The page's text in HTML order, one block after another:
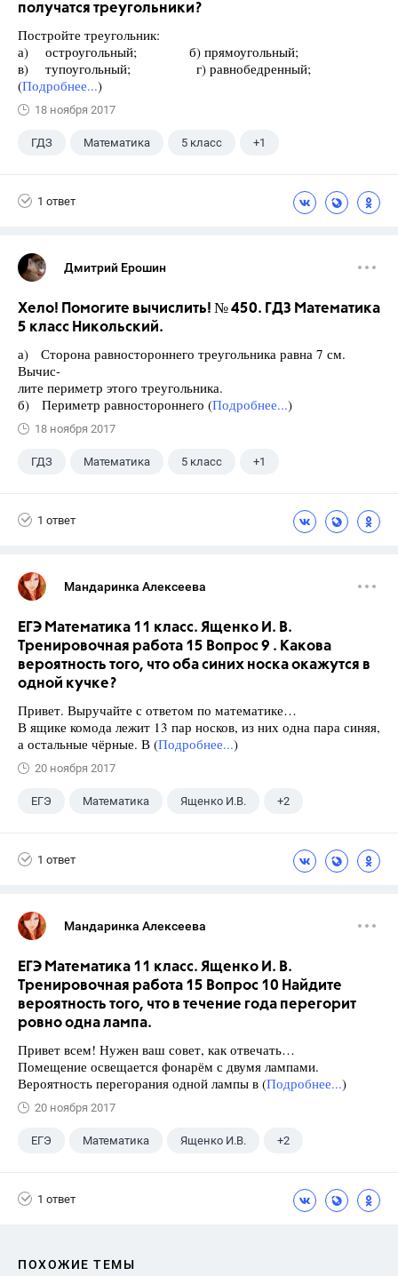
получатся треугольники?
Постройте треугольник:
а) остроугольный; б) прямоугольный;
в) тупоугольный; г) равнобедренный;
(Подробнее...)
18 ноября 2017
ГДЗ Математика 5 класс +1
1 ответ
Дмитрий Ерошин
Хело! Помогите вычислить! № 450. ГДЗ Математика
5 класс Никольский.
а) Сторона равностороннего треугольника равна 7 см.
Вычис-
лите периметр этого треугольника.
б) Периметр равностороннего (Подробнее...)
18 ноября 2017
ГДЗ Математика 5 класс +1
1 ответ
Мандаринка Алексеева
ЕГЭ Математика 11 класс. Ященко И. В.
Тренировочная работа 15 Вопрос 9 . Какова
вероятность того, что оба синих носка окажутся в
одной кучке?
Привет. Выручайте с ответом по математике…
В ящике комода лежит 13 пар носков, из них одна пара синяя,
а остальные чёрные. В (Подробнее...)
20 ноября 2017
ЕГЭ Математика Ященко И.В. +2
1 ответ
Мандаринка Алексеева
ЕГЭ Математика 11 класс. Ященко И. В.
Тренировочная работа 15 Вопрос 10 Найдите
вероятность того, что в течение года перегорит
ровно одна лампа.
Привет всем! Нужен ваш совет, как отвечать…
Помещение освещается фонарём с двумя лампами.
Вероятность перегорания одной лампы в (Подробнее...)
20 ноября 2017
ЕГЭ Математика Ященко И.В. +2
1 ответ
ПОХОЖИЕ ТЕМЫ